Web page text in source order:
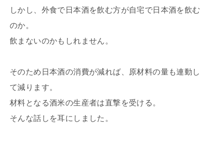
しかし、外食で日本酒を飲む方が自宅で日本酒を飲む
のか。
飲まないのかもしれません。
そのため日本酒の消費が減れば、原材料の量も連動し
て減ります。
材料となる酒米の生産者は直撃を受ける。
そんな話しを耳にしました。